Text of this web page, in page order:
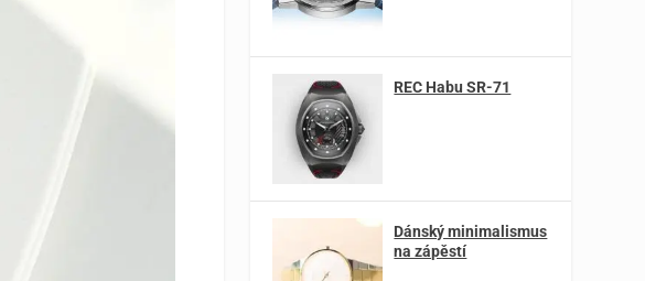
REC Habu SR-71
Dánský minimalismus
na zápěstí